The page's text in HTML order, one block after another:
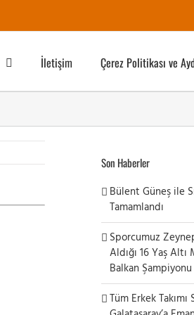
İletişim Çerez Politikası ve
Son Haberler
Bülent Güneş ile
Tamamlandı
Sporcumuz
Aldığı 16 Yaş Altı
Balkan
Tüm Erkek Takımı